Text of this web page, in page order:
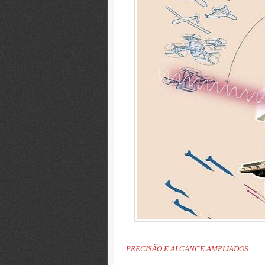
PRECISÃO E ALCANCE AMPLIADOS